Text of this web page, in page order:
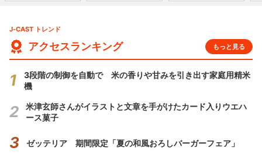
J-CAST トレンド
アクセスランキング もっと見る
3段階の制御を自動で 米の香りや甘みを引き出す家庭用精米
機
米津玄師さんがイラストと文章を手がけたカード入りウエハ
ース菓子
ゼッテリア 期間限定「夏の和風おろしバーガーフェア」